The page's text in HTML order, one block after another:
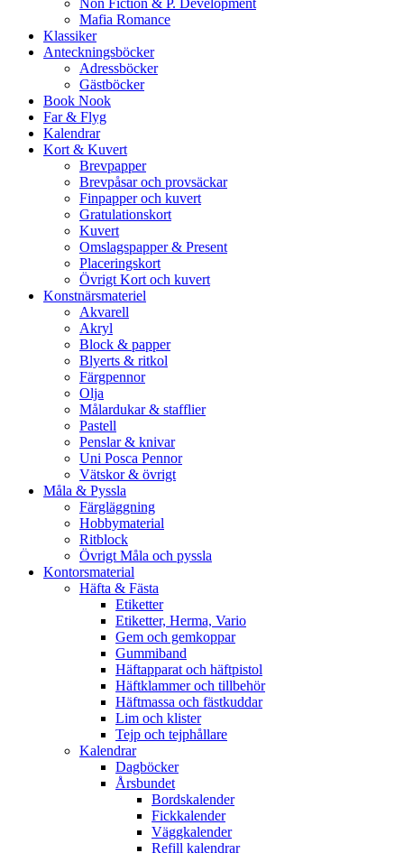
Non Fiction & P. Development
Mafia Romance
Klassiker
Anteckningsböcker
Adressböcker
Gästböcker
Book Nook
Far & Flyg
Kalendrar
Kort & Kuvert
Brevpapper
Brevpåsar och provsäckar
Finpapper och kuvert
Gratulationskort
Kuvert
Omslagspapper & Present
Placeringskort
Övrigt Kort och kuvert
Konstnärsmateriel
Akvarell
Akryl
Block & papper
Blyerts & ritkol
Färgpennor
Olja
Målardukar & stafflier
Pastell
Penslar & knivar
Uni Posca Pennor
Vätskor & övrigt
Måla & Pyssla
Färgläggning
Hobbymaterial
Ritblock
Övrigt Måla och pyssla
Kontorsmaterial
Häfta & Fästa
Etiketter
Etiketter, Herma, Vario
Gem och gemkoppar
Gummiband
Häftapparat och häftpistol
Häftklammer och tillbehör
Häftmassa och fästkuddar
Lim och klister
Tejp och tejphållare
Kalendrar
Dagböcker
Årsbundet
Bordskalender
Fickkalender
Väggkalender
Refill kalendrar